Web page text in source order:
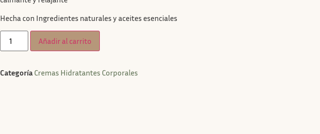
Hecha con Ingredientes naturales y aceites esenciales
Añadir al carrito
Categoría Cremas Hidratantes Corporales